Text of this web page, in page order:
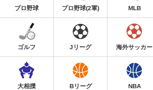
プロ野球 プロ野球(2軍) MLB
ゴルフ Jリーグ 海外サッカー
大相撲 Bリーグ NBA